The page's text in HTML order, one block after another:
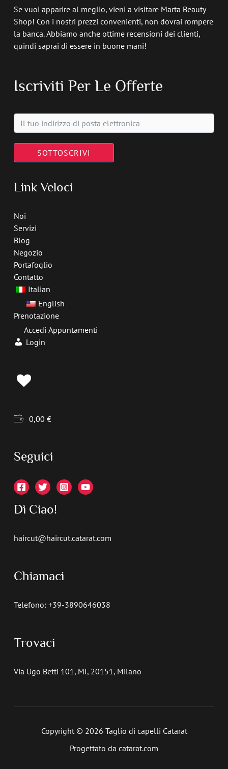
Se vuoi apparire al meglio, vieni a visitare Marta Beauty
Shop! Con i nostri prezzi convenienti, non dovrai rompere
la banca. Abbiamo anche ottime recensioni dei clienti,
quindi saprai di essere in buone mani!
Iscriviti Per Le Offerte
SOTTOSCRIVI
Link Veloci
Noi
Servizi
Blog
Negozio
Portafoglio
Contatto
Italian
English
Prenotazione
Accedi Appuntamenti
Login
0,00 €
Seguici
Dì Ciao!
haircut@haircut.catarat.com
Chiamaci
Telefono: +39-3890646038
Trovaci
Via Ugo Betti 101, MI, 20151, Milano
Copyright © 2026 Taglio di capelli Catarat
Progettato da catarat.com